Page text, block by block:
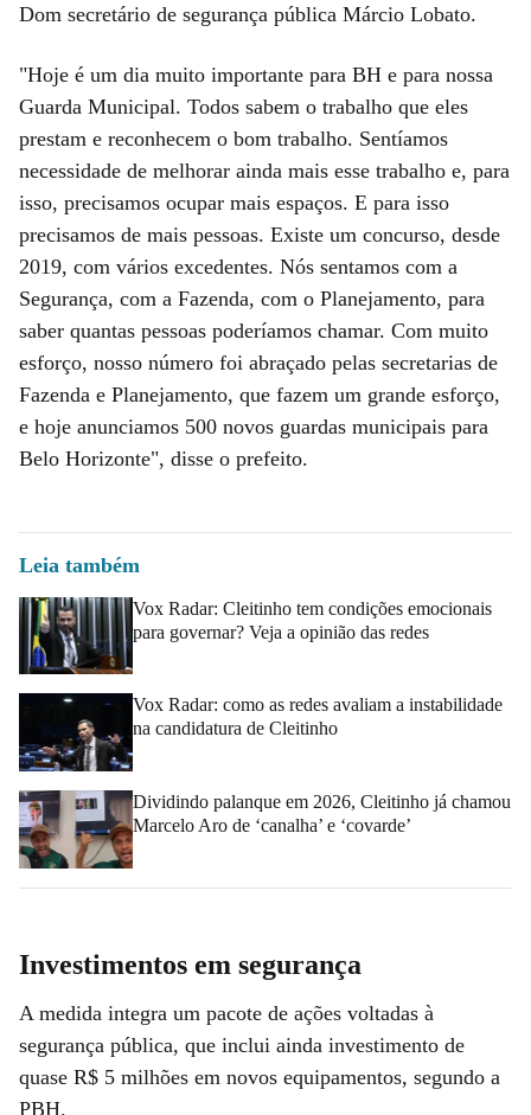
Dom secretário de segurança pública Márcio Lobato.
"Hoje é um dia muito importante para BH e para nossa
Guarda Municipal. Todos sabem o trabalho que eles
prestam e reconhecem o bom trabalho. Sentíamos
necessidade de melhorar ainda mais esse trabalho e, para
isso, precisamos ocupar mais espaços. E para isso
precisamos de mais pessoas. Existe um concurso, desde
2019, com vários excedentes. Nós sentamos com a
Segurança, com a Fazenda, com o Planejamento, para
saber quantas pessoas poderíamos chamar. Com muito
esforço, nosso número foi abraçado pelas secretarias de
Fazenda e Planejamento, que fazem um grande esforço,
e hoje anunciamos 500 novos guardas municipais para
Belo Horizonte", disse o prefeito.
Leia também
Vox Radar: Cleitinho tem condições emocionais
para governar? Veja a opinião das redes
Vox Radar: como as redes avaliam a instabilidade
na candidatura de Cleitinho
Dividindo palanque em 2026, Cleitinho já chamou
Marcelo Aro de ‘canalha’ e ‘covarde’
Investimentos em segurança
A medida integra um pacote de ações voltadas à
segurança pública, que inclui ainda investimento de
quase R$ 5 milhões em novos equipamentos, segundo a
PBH.